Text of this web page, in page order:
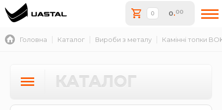
0.00
Головна Каталог Вироби з металу Камінні топки
КАТАЛОГ